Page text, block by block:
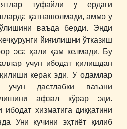
туфайли у ердаги
қатнашолмади, аммо у
ваъда берди. Энди
йиғилишни ўтказиш
эса ҳали ҳам келмади. Бу
учун ибодат қилишдан
керак эди. У одамлар
учун дастлабки ваъзни
афзал кўрар эди.
хизматига диққатини
Уни кучини эҳтиёт қилиб